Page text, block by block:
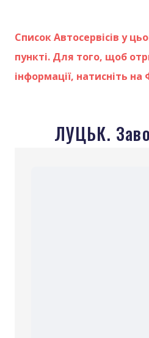
Список Автосервісів у
пункті. Для того, щоб
інформації, натисніть
ЛУЦЬК.